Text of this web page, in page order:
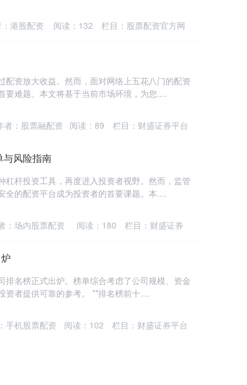
港股配资 阅读： 132 栏目： 股票配资官方网
资放大收益。然而，面对网络上五花八门的配资
要难题。本文将基于当前市场环境，为您....
者：股票融配资 阅读： 89 栏目： 财盛证券平台
与风险指南
杠杆投资工具，再度进入投资者视野。然而，监管
全的配资平台成为投资者的首要课题。本....
：场内股票配资 阅读： 180 栏目： 财盛证券
名榜正式出炉。榜单综合考虑了公司规模、资金
资者提供可靠的参考。 **排名榜前十....
手机股票配资 阅读： 102 栏目： 财盛证券平台